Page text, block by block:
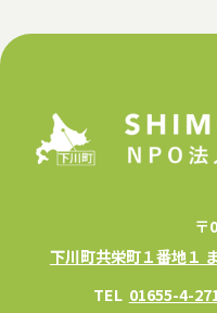
〒
下川町共栄町１番地１
TEL 01655-4-